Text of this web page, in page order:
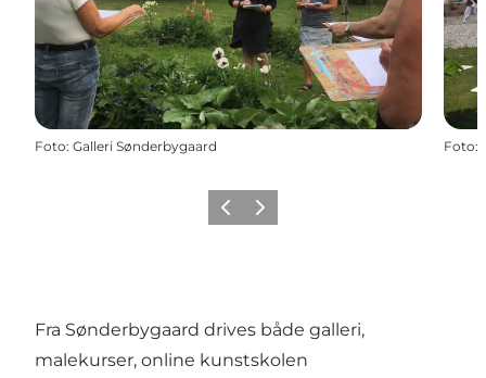
Foto: Galleri Sønderbygaard Foto:
ForrigeNæste
Fra Sønderbygaard drives både galleri,
malekurser, online kunstskolen